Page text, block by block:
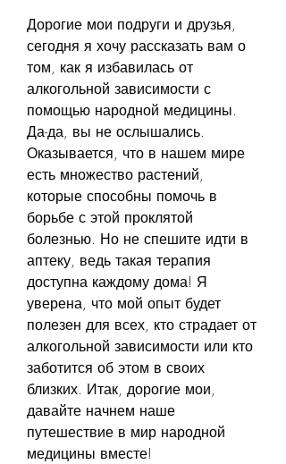
Дорогие мои подруги и друзья,
сегодня я хочу рассказать вам о
том, как я избавилась от
алкогольной зависимости с
помощью народной медицины.
Да-да, вы не ослышались.
Оказывается, что в нашем мире
есть множество растений,
которые способны помочь в
борьбе с этой проклятой
болезнью. Но не спешите идти в
аптеку, ведь такая терапия
доступна каждому дома! Я
уверена, что мой опыт будет
полезен для всех, кто страдает от
алкогольной зависимости или кто
заботится об этом в своих
близких. Итак, дорогие мои,
давайте начнем наше
путешествие в мир народной
медицины вместе!